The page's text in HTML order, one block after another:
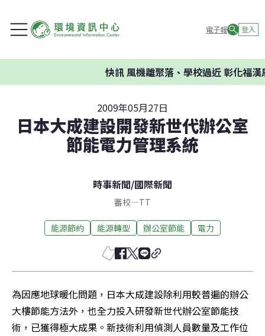
電子報 登入
快訊風機離聚落、學校過近 彰化福漢
2009年05月27日
日本大成建設開發新世代辦公室
節能電力管理系統
時事新聞/國際新聞
審校—TT
能源節約 能源轉型 辦公室節能 電力
為因應地球暖化問題，日本大成建設除利用較普遍的辦公
大樓節能方法外，也全力投入研發新世代辦公室節能技
術，已獲得極大成果。新技術利用偵測人員數量及工作位